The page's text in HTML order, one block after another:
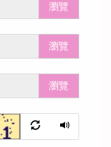
瀏覽
瀏覽
瀏覽